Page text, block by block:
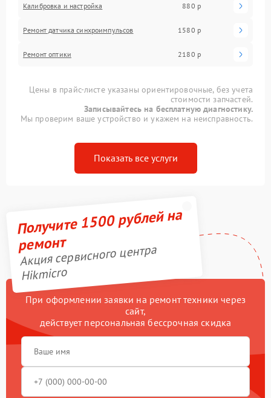
Калибровка и настройка 880 р
Ремонт датчика синхроимпульсов 1580 р
Ремонт оптики 2180 р
Цены в прайс-листе указаны ориентировочные, без учета
стоимости запчастей.
Записывайтесь на бесплатную диагностику.
Мы проверим ваше устройство и укажем на неисправность.
Показать все услуги
Получите 1500 рублей на
ремонт
Акция сервисного центра
Hikmicro
При оформлении заявки на ремонт техники через
сайт,
действует персональная бессрочная скидка